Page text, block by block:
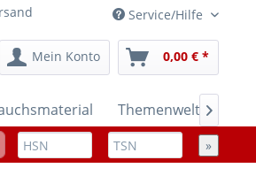
Service/Hilfe
Mein Konto 0,00 € *
Themenwelten

»